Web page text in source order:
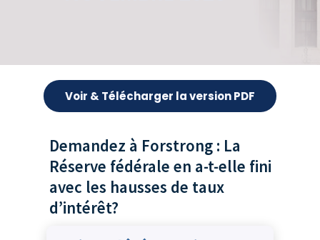
Voir & Télécharger la version PDF
Demandez à Forstrong : La
Réserve fédérale en a-t-elle fini
avec les hausses de taux
d’intérêt?